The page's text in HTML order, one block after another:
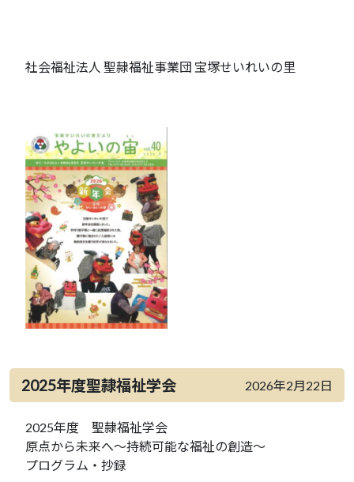
社会福祉法人 聖隷福祉事業団 宝塚せいれいの里
2025年度聖隷福祉学会 2026年2月22日
2025年度 聖隷福祉学会
原点から未来へ～持続可能な福祉の創造～
プログラム・抄録